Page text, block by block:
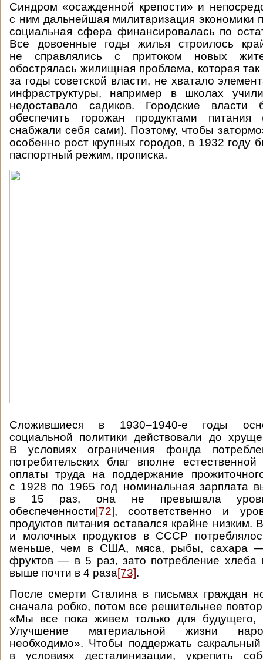
Синдром «осажденной крепости» и
с ним дальнейшая милитаризация экономики
социальная сфера финансировалась по
Все довоенные годы жилья строилось
не справлялись с притоком новых
обострялась жилищная проблема, которая
за годы советской власти, не хватало
инфраструктуры, например в школах
недоставало садиков. Городские власти
обеспечить горожан продуктами питания
снабжали себя сами). Поэтому, чтобы
особенно рост крупных городов, в 1932 году
паспортный режим, прописка.
Сложившиеся в 1930–1940-е годы
социальной политики действовали до
В условиях ограничения фонда
потребительских благ вполне
оплаты труда на поддержание
с 1928 по 1965 год номинальная зарплата
в 15 раз, она не превышала
обеспеченности[72], соответственно и
продуктов питания оставался крайне низким.
и молочных продуктов в СССР
меньше, чем в США, мяса, рыбы, сахара
фруктов — в 5 раз, зато потребление хлеба
выше почти в 4 раза[73].
После смерти Сталина в письмах граждан
сначала робко, потом все решительнее
«Мы все пока живем только для
Улучшение материальной жизни
необходимо». Чтобы поддержать сакральный
в условиях десталинизации, укрепить